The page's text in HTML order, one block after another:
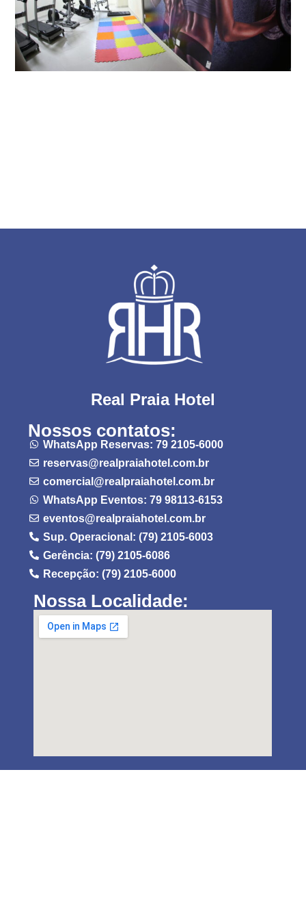
Real Praia Hotel
Nossos contatos:
WhatsApp Reservas: 79 2105-6000
reservas@realpraiahotel.com.br
comercial@realpraiahotel.com.br
WhatsApp Eventos: 79 98113-6153
eventos@realpraiahotel.com.br
Sup. Operacional: (79) 2105-6003
Gerência: (79) 2105-6086
Recepção: (79) 2105-6000
Nossa Localidade: